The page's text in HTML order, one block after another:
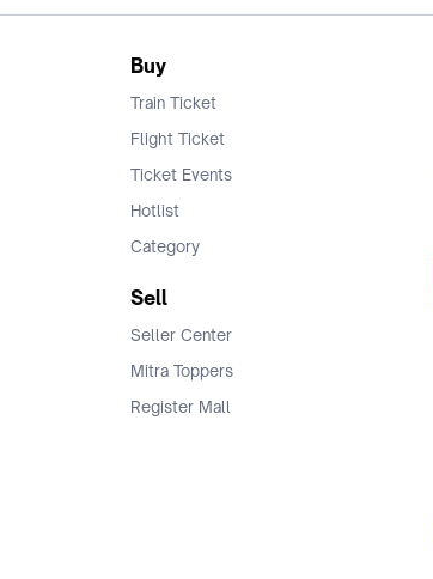
Buy
Train Ticket
Flight Ticket
Ticket Events
Hotlist
Category
Sell
Seller Center
Mitra Toppers
Register Mall